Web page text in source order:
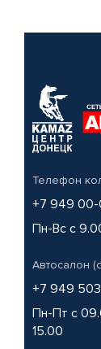
Телефон
+7 949
Пн-Вс с
Автосалон
+7 949
Пн-Пт с
15.00